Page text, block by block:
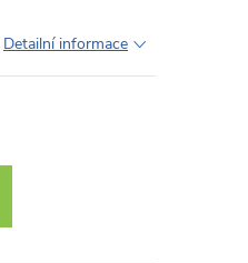
Detailní informace